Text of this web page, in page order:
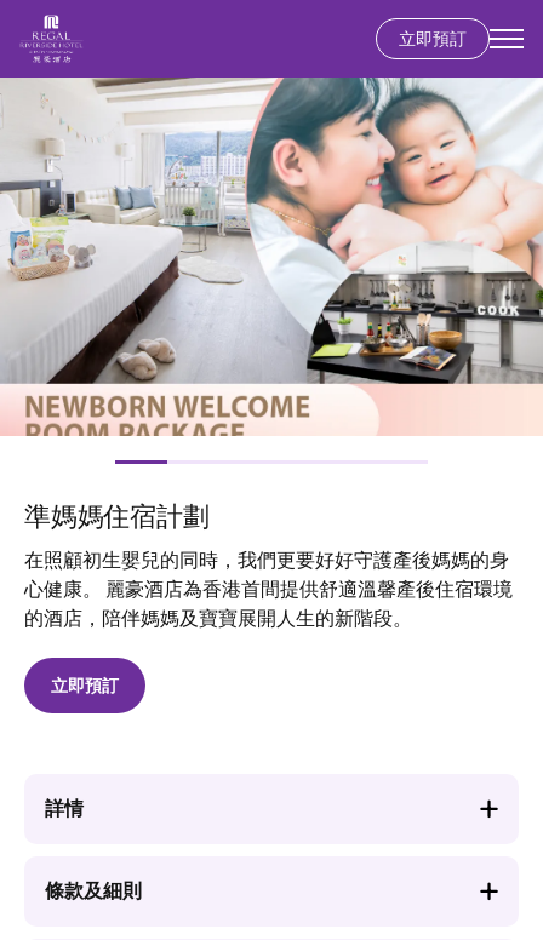
容
立即預訂
準媽媽住宿計劃
在照顧初生嬰兒的同時，我們更要好好守護產後媽媽的身
心健康。 麗豪酒店為香港首間提供舒適溫馨產後住宿環境
的酒店，陪伴媽媽及寶寶展開人生的新階段。
立即預訂
詳情
條款及細則